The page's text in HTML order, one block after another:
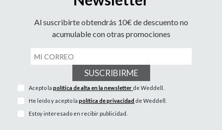
Al suscribirte obtendrás 10€ de descuento no
acumulable con otras promociones
SUSCRIBIRME
Acepto lapolítica de alta en la newsletter de Weddell.
He leído y acepto lapolítica de privacidad de Weddell.
Estoy interesado en recibir publicidad.